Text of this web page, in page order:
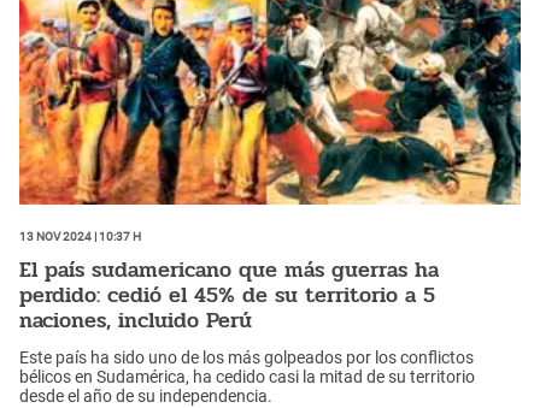
13 Nov 2024 | 10:37 h
El país sudamericano que más guerras ha
perdido: cedió el 45% de su territorio a 5
naciones, incluido Perú
Este país ha sido uno de los más golpeados por los conflictos
bélicos en Sudamérica, ha cedido casi la mitad de su territorio
desde el año de su independencia.